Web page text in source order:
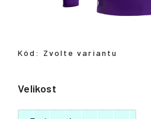
Velikost
Kód: Zvolte variantu